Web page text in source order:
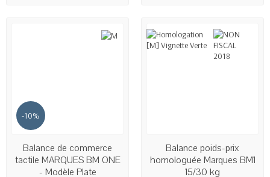
-10%
EN STOCK
Balance de commerce
tactile MARQUES BM ONE
- Modèle Plate
EN STOCK
Balance poids-prix
homologuée Marques BM1
15/30 kg